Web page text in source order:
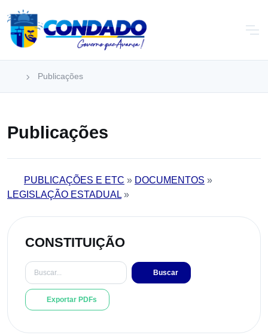
Publicações
Publicações
PUBLICAÇÕES E ETC » DOCUMENTOS »
LEGISLAÇÃO ESTADUAL »
CONSTITUIÇÃO
Buscar
Exportar PDFs